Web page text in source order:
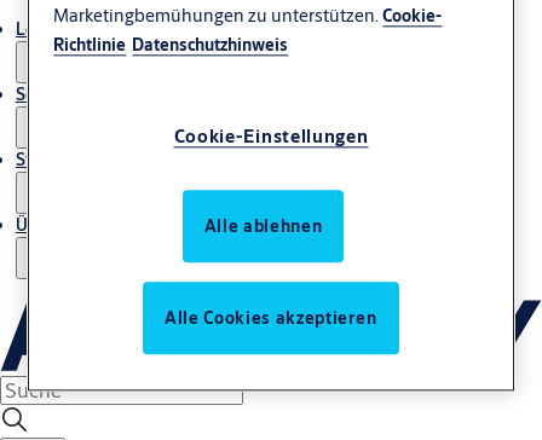
Lösungen und Produkte
Service und Dienstleistungen
Storys
Über uns
Marketingbemühungen zu unterstützen.Cookie-
Richtlinie Datenschutzhinweis
Cookie-Einstellungen
Alle ablehnen
Alle Cookies akzeptieren